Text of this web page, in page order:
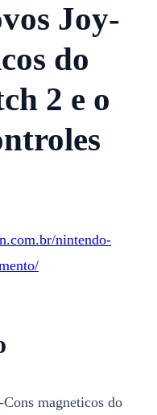
Joy-
do
2 e o
nintendo-
magneticos do